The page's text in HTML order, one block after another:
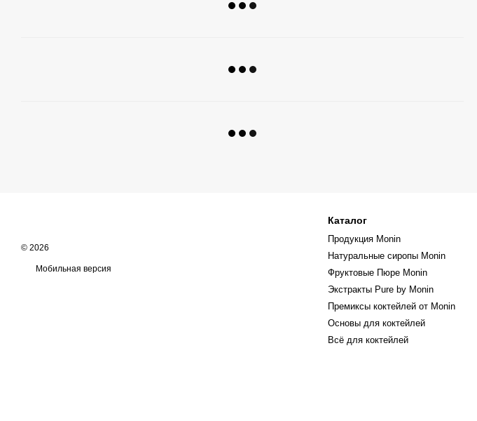
© 2026
Мобильная версия
Каталог
Продукция Monin
Натуральные сиропы Monin
Фруктовые Пюре Monin
Экстракты Pure by Monin
Премиксы коктейлей от Monin
Основы для коктейлей
Всё для коктейлей